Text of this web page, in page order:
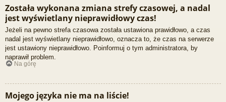
Została wykonana zmiana strefy czasowej, a nadal
jest wyświetlany nieprawidłowy czas!
Jeżeli na pewno strefa czasowa została ustawiona prawidłowo, a czas
nadal jest wyświetlany nieprawidłowo, oznacza to, że czas na serwerze
jest ustawiony nieprawidłowo. Poinformuj o tym administratora, by
naprawił problem.
Na górę
Mojego języka nie ma na liście!